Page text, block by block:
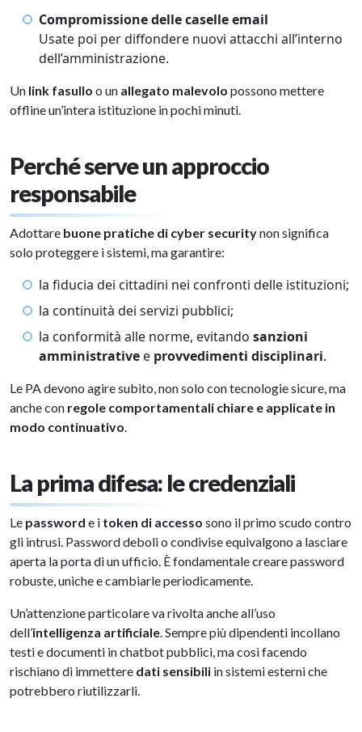
Compromissione delle caselle email
Usate poi per diffondere nuovi attacchi all’interno
dell’amministrazione.
Un link fasullo o un allegato malevolo possono mettere
offline un’intera istituzione in pochi minuti.
Perché serve un approccio
responsabile
Adottare buone pratiche di cyber securitynon significa
solo proteggere i sistemi, ma garantire:
la fiducia dei cittadini nei confronti delle istituzioni;
la continuità dei servizi pubblici;
la conformità alle norme, evitando sanzioni
amministrative e provvedimenti disciplinari.
Le PA devono agire subito, non solo con tecnologie sicure, ma
anche con regole comportamentali chiare e applicate in
modo continuativo.
La prima difesa: le credenziali
Le password e i token di accesso sono il primo scudo contro
gli intrusi. Password deboli o condivise equivalgono a lasciare
aperta la porta di un ufficio. È fondamentale creare password
robuste, uniche e cambiarle periodicamente.
Un’attenzione particolare va rivolta anche all’uso
dell’intelligenza artificiale. Sempre più dipendenti incollano
testi e documenti in chatbot pubblici, ma così facendo
rischiano di immettere dati sensibili in sistemi esterni che
potrebbero riutilizzarli.